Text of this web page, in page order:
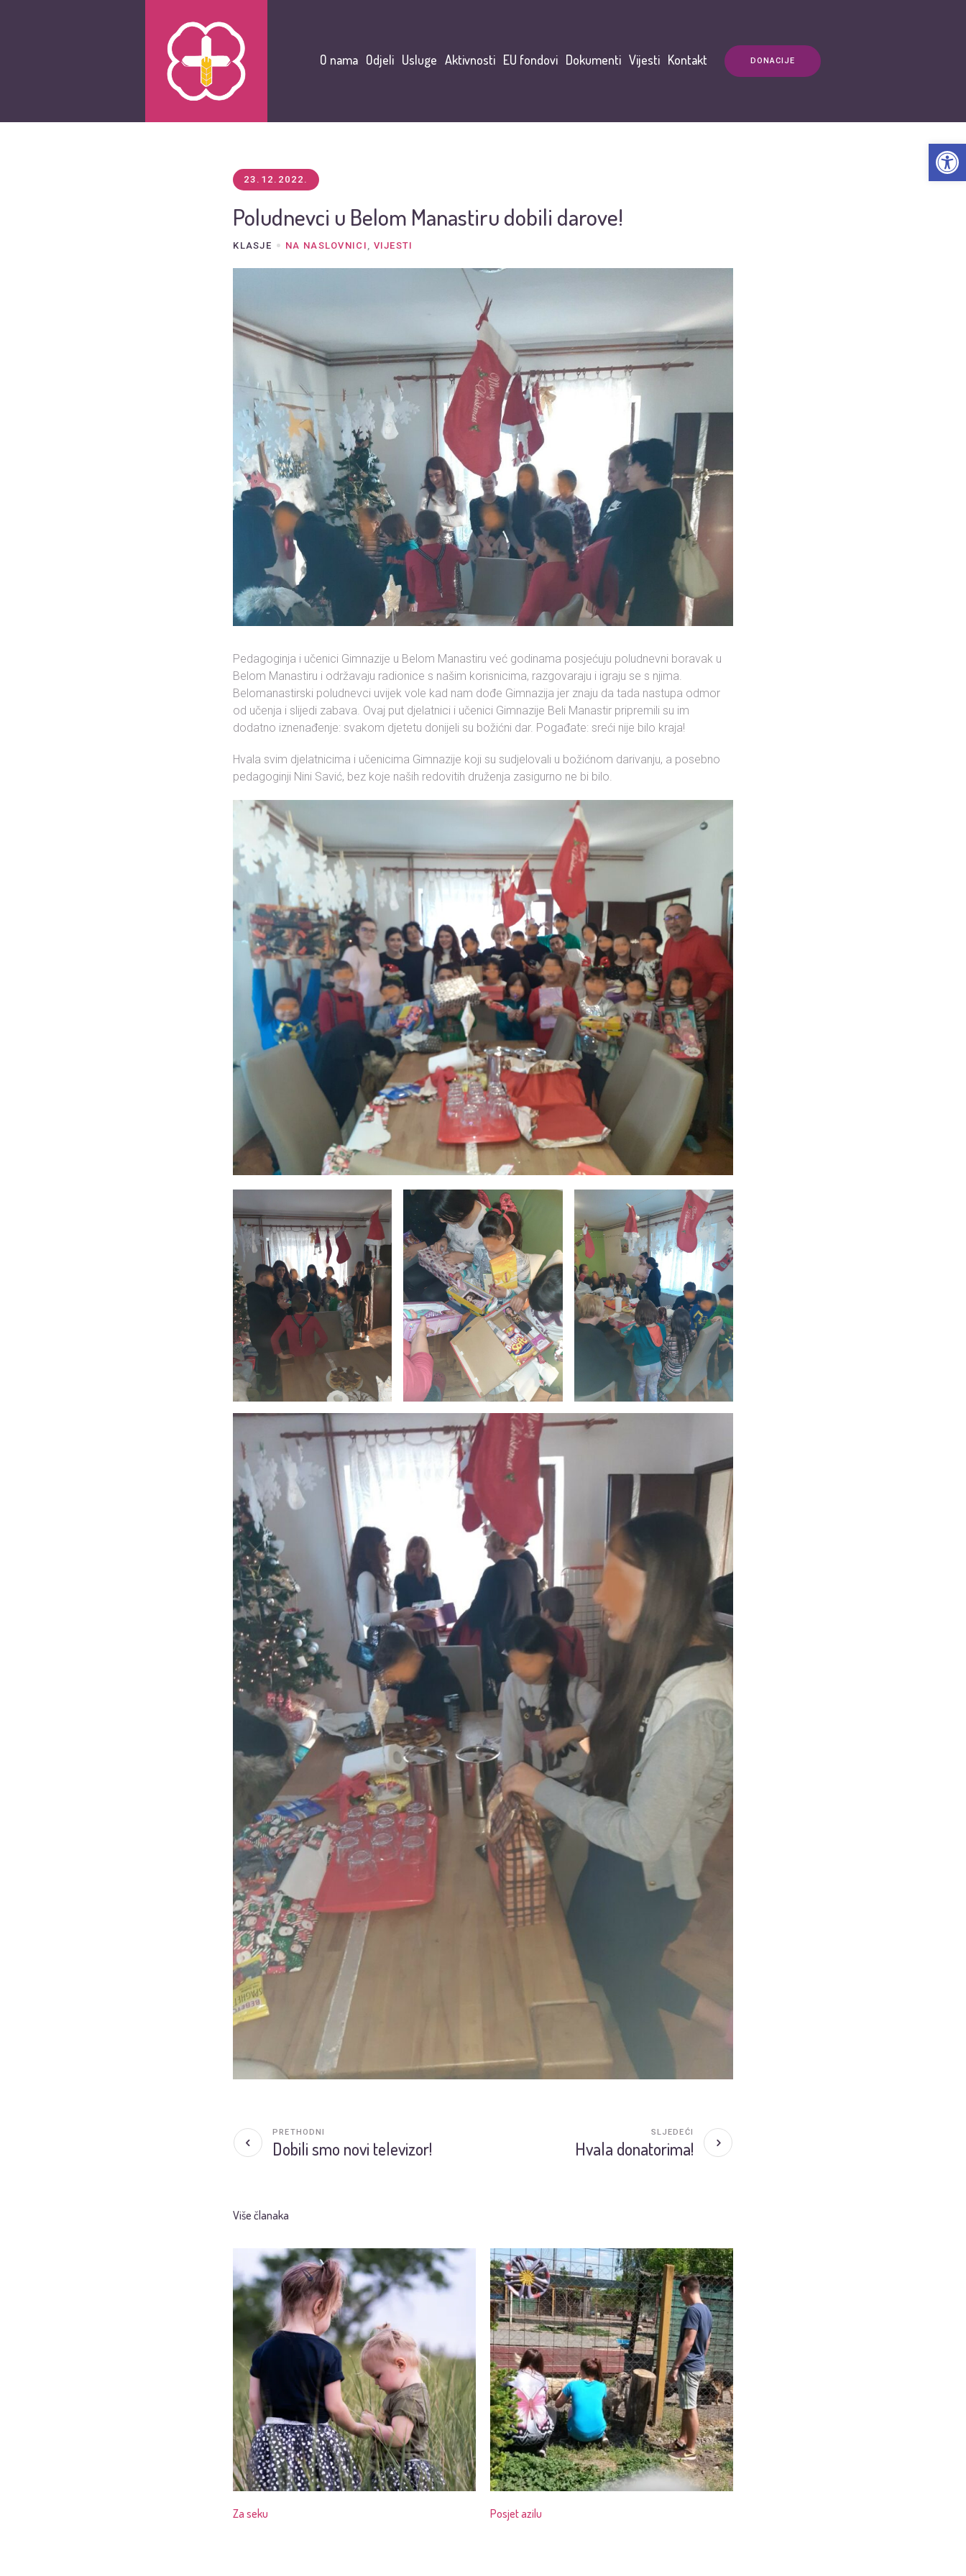
DONACIJE
O nama Odjeli Usluge Aktivnosti EU fondovi Dokumenti Vijesti Kontakt
23.12.2022.
Poludnevci u Belom Manastiru dobili darove!
KLASJE NA NASLOVNICI , VIJESTI
Pedagoginja i učenici Gimnazije u Belom Manastiru već godinama posjećuju poludnevni boravak u
Belom Manastiru i održavaju radionice s našim korisnicima, razgovaraju i igraju se s njima.
Belomanastirski poludnevci uvijek vole kad nam dođe Gimnazija jer znaju da tada nastupa odmor
od učenja i slijedi zabava. Ovaj put djelatnici i učenici Gimnazije Beli Manastir pripremili su im
dodatno iznenađenje: svakom djetetu donijeli su božićni dar. Pogađate: sreći nije bilo kraja!
Hvala svim djelatnicima i učenicima Gimnazije koji su sudjelovali u božićnom darivanju, a posebno
pedagoginji Nini Savić, bez koje naših redovitih druženja zasigurno ne bi bilo.
Dobili smo novi televizor!
PRETHODNI
Hvala donatorima!
SLJEDEĆI
Više članaka
Za seku Posjet azilu